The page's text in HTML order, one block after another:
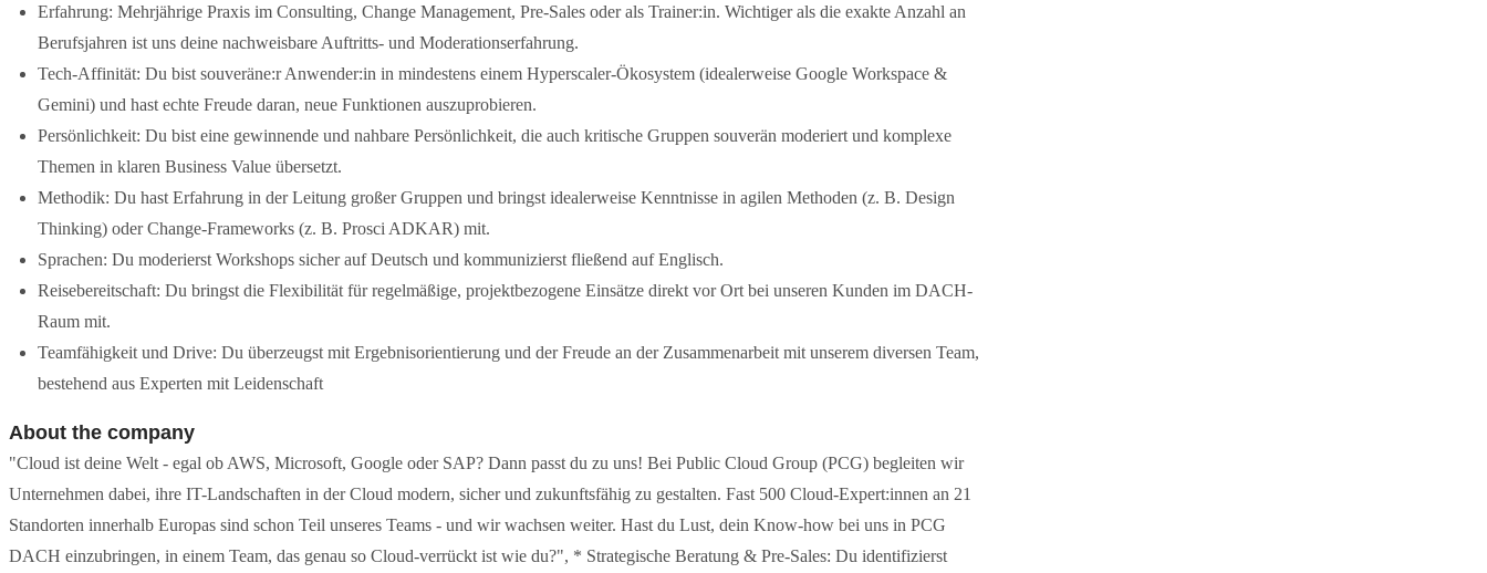
Erfahrung: Mehrjährige Praxis im Consulting, Change Management, Pre-Sales oder als Trainer:in. Wichtiger als die exakte Anzahl an
Berufsjahren ist uns deine nachweisbare Auftritts- und Moderationserfahrung.
Tech-Affinität: Du bist souveräne:r Anwender:in in mindestens einem Hyperscaler-Ökosystem (idealerweise Google Workspace &
Gemini) und hast echte Freude daran, neue Funktionen auszuprobieren.
Persönlichkeit: Du bist eine gewinnende und nahbare Persönlichkeit, die auch kritische Gruppen souverän moderiert und komplexe
Themen in klaren Business Value übersetzt.
Methodik: Du hast Erfahrung in der Leitung großer Gruppen und bringst idealerweise Kenntnisse in agilen Methoden (z. B. Design
Thinking) oder Change-Frameworks (z. B. Prosci ADKAR) mit.
Sprachen: Du moderierst Workshops sicher auf Deutsch und kommunizierst fließend auf Englisch.
Reisebereitschaft: Du bringst die Flexibilität für regelmäßige, projektbezogene Einsätze direkt vor Ort bei unseren Kunden im DACH-
Raum mit.
Teamfähigkeit und Drive: Du überzeugst mit Ergebnisorientierung und der Freude an der Zusammenarbeit mit unserem diversen Team,
bestehend aus Experten mit Leidenschaft
About the company
"Cloud ist deine Welt - egal ob AWS, Microsoft, Google oder SAP? Dann passt du zu uns! Bei Public Cloud Group (PCG) begleiten wir
Unternehmen dabei, ihre IT-Landschaften in der Cloud modern, sicher und zukunftsfähig zu gestalten. Fast 500 Cloud-Expert:innen an 21
Standorten innerhalb Europas sind schon Teil unseres Teams - und wir wachsen weiter. Hast du Lust, dein Know-how bei uns in PCG
DACH einzubringen, in einem Team, das genau so Cloud-verrückt ist wie du?", * Strategische Beratung & Pre-Sales: Du identifizierst